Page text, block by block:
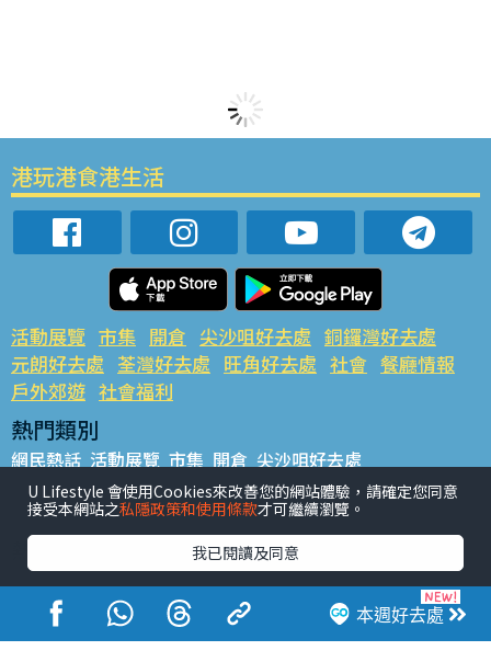
本週好去處
港玩港食港生活
活動展覽 市集 開倉 尖沙咀好去處 銅鑼灣好去處
元朗好去處 荃灣好去處 旺角好去處 社會 餐廳情報
戶外郊遊 社會福利
熱門類別
網民熱話 活動展覽 市集 開倉 尖沙咀好去處
銅鑼灣好去處 元朗好去處 荃灣好去處 旺角好去處 社會
餐廳情報 戶外郊遊
熱門標籤
#UGO搵好去處 #人氣活動推介 #美食社群熱話
#親子玩樂好去處
#ULifestyle應用程式
#限時搶
#UJetso禮物放送
#ULifestyle商戶中心 #著數 #網絡熱話
U Lifestyle 會使用Cookies來改善您的網站體驗，請確定您同意
接受本網站之私隱政策和使用條款才可繼續瀏覽。
我已閱讀及同意